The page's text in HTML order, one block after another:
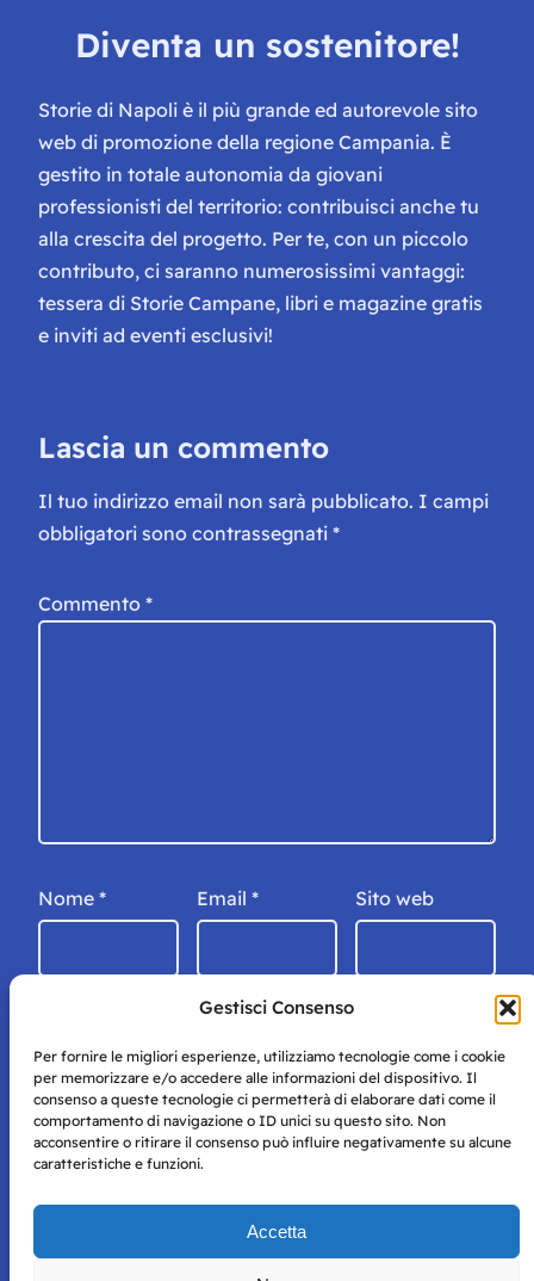
Gestisci Consenso
Per fornire le migliori esperienze, utilizziamo tecnologie come i cookie
per memorizzare e/o accedere alle informazioni del dispositivo. Il
consenso a queste tecnologie ci permetterà di elaborare dati come il
comportamento di navigazione o ID unici su questo sito. Non
acconsentire o ritirare il consenso può influire negativamente su alcune
caratteristiche e funzioni.
Accetta
Diventa un sostenitore!
Storie di Napoli è il più grande ed autorevole sito
web di promozione della regione Campania. È
gestito in totale autonomia da giovani
professionisti del territorio: contribuisci anche tu
alla crescita del progetto. Per te, con un piccolo
contributo, ci saranno numerosissimi vantaggi:
tessera di Storie Campane, libri e magazine gratis
e inviti ad eventi esclusivi!
Lascia un commento
Il tuo indirizzo email non sarà pubblicato. I campi
obbligatori sono contrassegnati *
Commento *
Nome * Email * Sito web
Storie di Napoli è una testata registrata presso il tribunale di